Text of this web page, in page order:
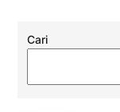
Cari